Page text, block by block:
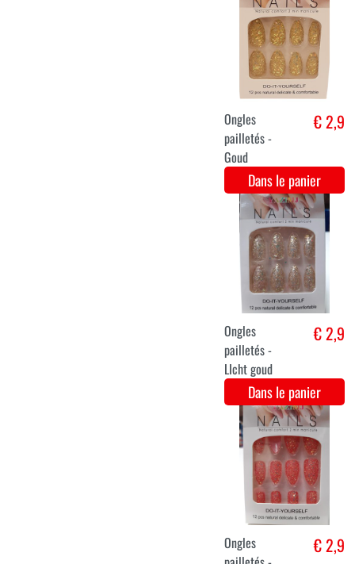
Laque pailletée
pour les
cheveux /
spray - Rood
€ 2,9
Dans le panier
Ongles
pailletés -
Licht rose
€ 2,9
Dans le panier
Cils fluo
jaune/orange
€ 3,2
Dans le panier